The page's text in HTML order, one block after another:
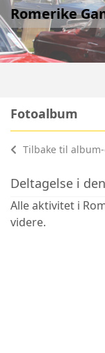
Romerike
Fotoalbum
Tilbake til
Deltagelse i
Alle aktivitet i
videre.